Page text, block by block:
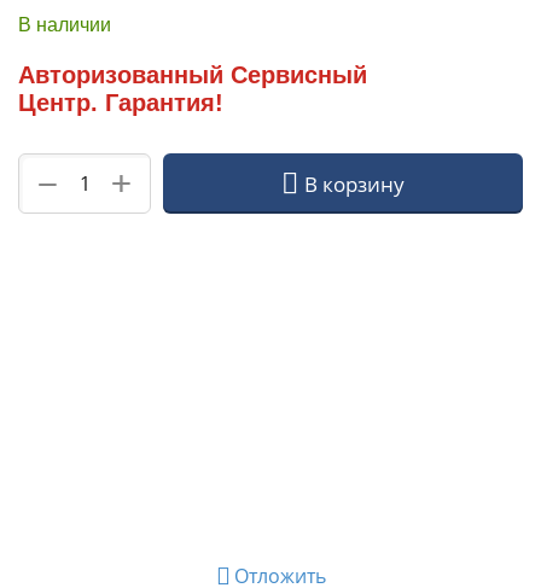
В наличии
Авторизованный Сервисный
Центр. Гарантия!
+
− В корзину
Отложить